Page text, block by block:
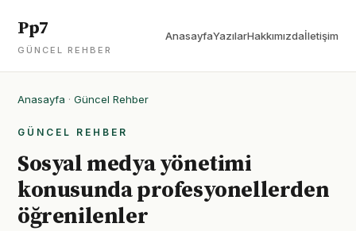
Pp7
GÜNCEL REHBER
AnasayfaYazılarHakkımızdaİletişim
Anasayfa · Güncel Rehber
GÜNCEL REHBER
Sosyal medya yönetimi
konusunda profesyonellerden
öğrenilenler